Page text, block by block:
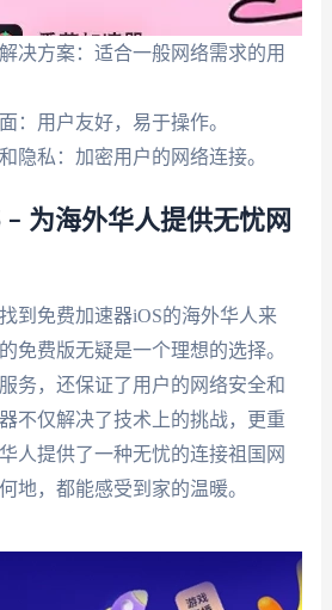
决方案：适合一般网络需求的用
：用户友好，易于操作。
隐私：加密用户的网络连接。
为海外华人提供无忧网
到免费加速器iOS的海外华人来
免费版无疑是一个理想的选择。
务，还保证了用户的网络安全和
不仅解决了技术上的挑战，更重
人提供了一种无忧的连接祖国网
地，都能感受到家的温暖。